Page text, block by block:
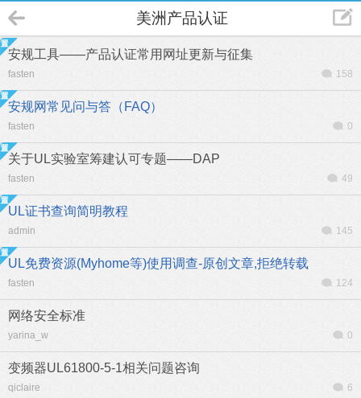
美洲产品认证
安规工具——产品认证常用网址更新与征集
fasten 158
安规网常见问与答（FAQ）
fasten 0
关于UL实验室筹建认可专题——DAP
fasten 49
UL证书查询简明教程
admin 145
UL免费资源(Myhome等)使用调查-原创文章,拒绝转载
fasten 124
网络安全标准
yarina_w 0
变频器UL61800-5-1相关问题咨询
qiclaire 6